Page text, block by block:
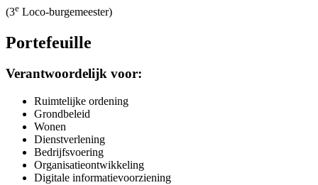
(3e Loco-burgemeester)
Portefeuille
Verantwoordelijk voor:
Ruimtelijke ordening
Grondbeleid
Wonen
Dienstverlening
Bedrijfsvoering
Organisatieontwikkeling
Digitale informatievoorziening